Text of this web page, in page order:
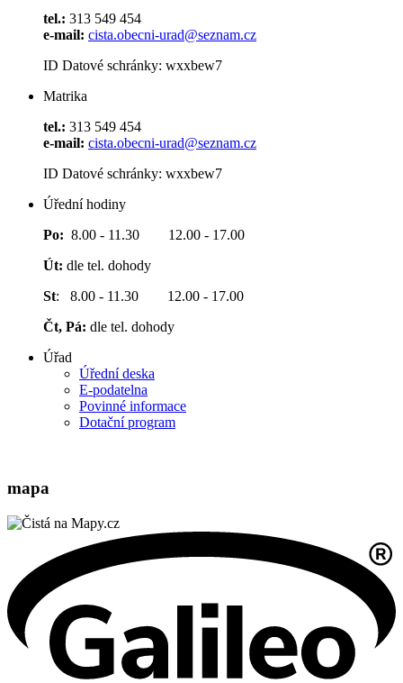
tel.: 313 549 454
e-mail: cista.obecni-urad@seznam.cz
ID Datové schránky: wxxbew7
Matrika
tel.: 313 549 454
e-mail: cista.obecni-urad@seznam.cz
ID Datové schránky: wxxbew7
Úřední hodiny
Po: 8.00 - 11.30 12.00 - 17.00
Út: dle tel. dohody
St: 8.00 - 11.30 12.00 - 17.00
Čt, Pá: dle tel. dohody
Úřad
Úřední deska
E-podatelna
Povinné informace
Dotační program
mapa